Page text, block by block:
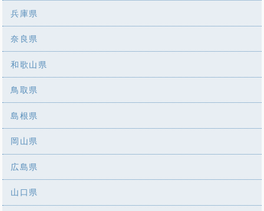
兵庫県
奈良県
和歌山県
鳥取県
島根県
岡山県
広島県
山口県